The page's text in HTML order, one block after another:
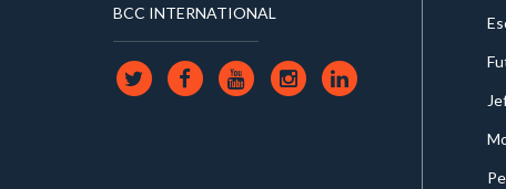
BCC INTERNATIONAL